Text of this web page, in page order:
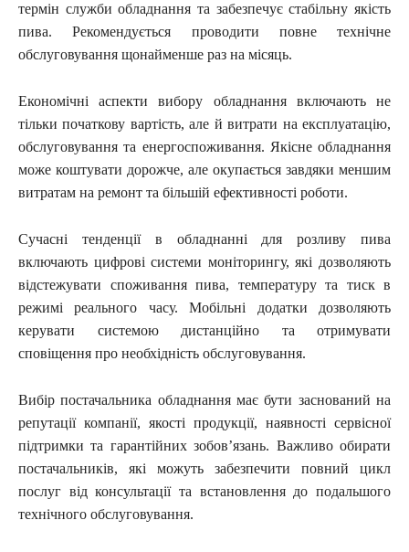
термін служби обладнання та забезпечує стабільну якість
пива. Рекомендується проводити повне технічне
обслуговування щонайменше раз на місяць.
Економічні аспекти вибору обладнання включають не
тільки початкову вартість, але й витрати на експлуатацію,
обслуговування та енергоспоживання. Якісне обладнання
може коштувати дорожче, але окупається завдяки меншим
витратам на ремонт та більшій ефективності роботи.
Сучасні тенденції в обладнанні для розливу пива
включають цифрові системи моніторингу, які дозволяють
відстежувати споживання пива, температуру та тиск в
режимі реального часу. Мобільні додатки дозволяють
керувати системою дистанційно та отримувати
сповіщення про необхідність обслуговування.
Вибір постачальника обладнання має бути заснований на
репутації компанії, якості продукції, наявності сервісної
підтримки та гарантійних зобов’язань. Важливо обирати
постачальників, які можуть забезпечити повний цикл
послуг від консультації та встановлення до подальшого
технічного обслуговування.